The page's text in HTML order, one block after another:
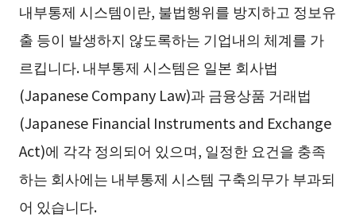
내부통제 시스템이란, 불법행위를 방지하고 정보유
출 등이 발생하지 않도록하는 기업내의 체계를 가
르킵니다. 내부통제 시스템은 일본 회사법
(Japanese Company Law)과 금융상품 거래법
(Japanese Financial Instruments and Exchange
Act)에 각각 정의되어 있으며, 일정한 요건을 충족
하는 회사에는 내부통제 시스템 구축의무가 부과되
어 있습니다.